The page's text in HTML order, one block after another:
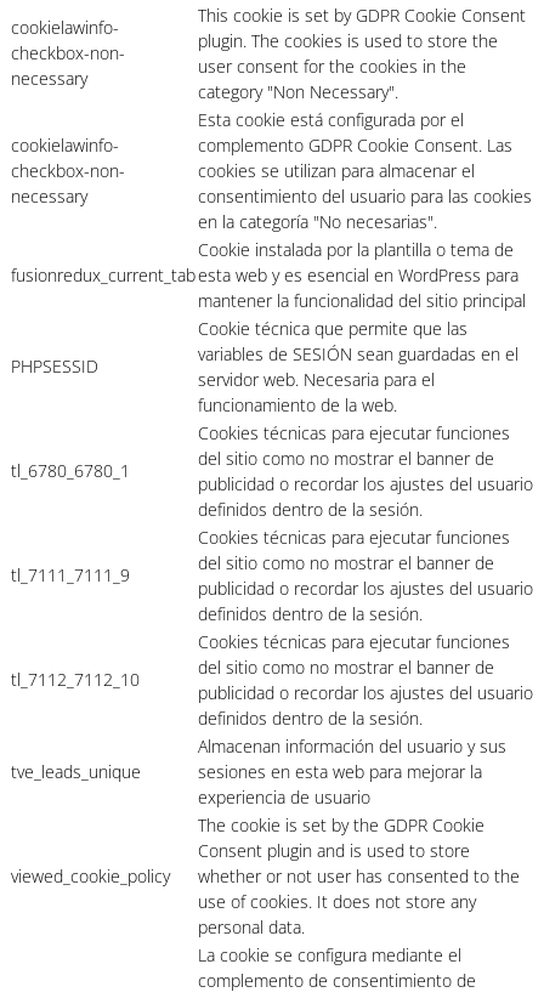
cookielawinfo-
checkbox-non-
necessary
This cookie is set by GDPR Cookie Consent
plugin. The cookies is used to store the
user consent for the cookies in the
category "Non Necessary".
cookielawinfo-
checkbox-non-
necessary
Esta cookie está configurada por el
complemento GDPR Cookie Consent. Las
cookies se utilizan para almacenar el
consentimiento del usuario para las cookies
en la categoría "No necesarias".
fusionredux_current_tab
Cookie instalada por la plantilla o tema de
esta web y es esencial en WordPress para
mantener la funcionalidad del sitio principal
PHPSESSID
Cookie técnica que permite que las
variables de SESIÓN sean guardadas en el
servidor web. Necesaria para el
funcionamiento de la web.
tl_6780_6780_1
Cookies técnicas para ejecutar funciones
del sitio como no mostrar el banner de
publicidad o recordar los ajustes del usuario
definidos dentro de la sesión.
tl_7111_7111_9
Cookies técnicas para ejecutar funciones
del sitio como no mostrar el banner de
publicidad o recordar los ajustes del usuario
definidos dentro de la sesión.
tl_7112_7112_10
Cookies técnicas para ejecutar funciones
del sitio como no mostrar el banner de
publicidad o recordar los ajustes del usuario
definidos dentro de la sesión.
tve_leads_unique
Almacenan información del usuario y sus
sesiones en esta web para mejorar la
experiencia de usuario
viewed_cookie_policy
The cookie is set by the GDPR Cookie
Consent plugin and is used to store
whether or not user has consented to the
use of cookies. It does not store any
personal data.
La cookie se configura mediante el
complemento de consentimiento de